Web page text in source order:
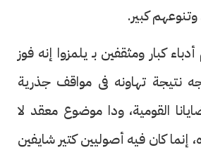
كبير.
كبار ومثقفين بـ يلمزوا إنه فوز
نتيجة تهاونه فى مواقف جذرية
القومية، ودا موضوع معقد لا
إنما كان فيه أصوليين كتير شايفين